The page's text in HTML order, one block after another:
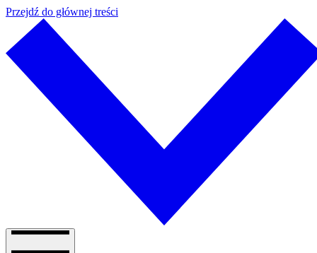
Przejdź do głównej treści